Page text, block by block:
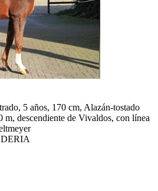
5 años, 170 cm, Alazán-tostado
m, descendiente de Vivaldos, con línea